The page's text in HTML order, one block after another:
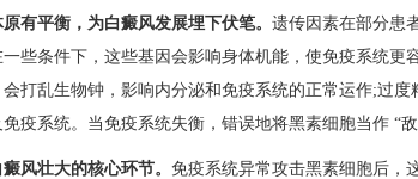
有平衡，为白癜风发展埋下伏笔。 遗传因素在部分患
些条件下，这些基因会影响身体机能，使免疫系统更
打乱生物钟，影响内分泌和免疫系统的正常运作;过
疫系统。当免疫系统失衡，错误地将黑素细胞当作 “
风壮大的核心环节。 免疫系统异常攻击黑素细胞后，